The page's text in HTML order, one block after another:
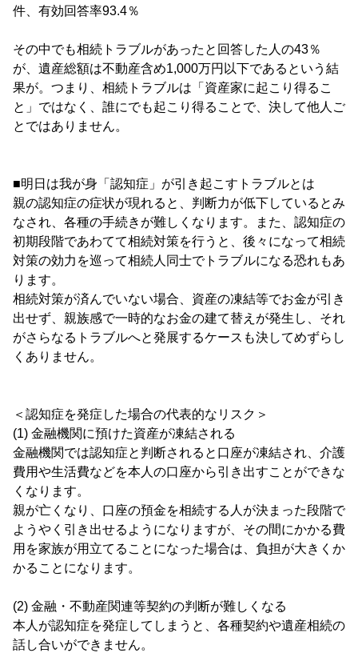
件、有効回答率93.4％
その中でも相続トラブルがあったと回答した人の43％
が、遺産総額は不動産含め1,000万円以下であるという結
果が。つまり、相続トラブルは「資産家に起こり得るこ
と」ではなく、誰にでも起こり得ることで、決して他人ご
とではありません。
■明日は我が身「認知症」が引き起こすトラブルとは
親の認知症の症状が現れると、判断力が低下しているとみ
なされ、各種の手続きが難しくなります。また、認知症の
初期段階であわてて相続対策を行うと、後々になって相続
対策の効力を巡って相続人同士でトラブルになる恐れもあ
ります。
相続対策が済んでいない場合、資産の凍結等でお金が引き
出せず、親族感で一時的なお金の建て替えが発生し、それ
がさらなるトラブルへと発展するケースも決してめずらし
くありません。
＜認知症を発症した場合の代表的なリスク＞
(1) 金融機関に預けた資産が凍結される
金融機関では認知症と判断されると口座が凍結され、介護
費用や生活費などを本人の口座から引き出すことができな
くなります。
親が亡くなり、口座の預金を相続する人が決まった段階で
ようやく引き出せるようになりますが、その間にかかる費
用を家族が用立てることになった場合は、負担が大きくか
かることになります。
(2) 金融・不動産関連等契約の判断が難しくなる
本人が認知症を発症してしまうと、各種契約や遺産相続の
話し合いができません。